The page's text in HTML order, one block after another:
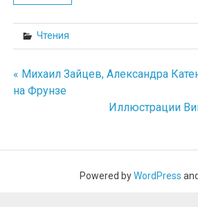
Чтения
Навигация
« Михаил Зайцев, Александра
на Фрунзе
Иллюстрации
Powered byWordPress and